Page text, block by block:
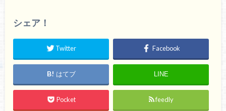
シェア！
Twitter Facebook
はてブ LINE
Pocket feedly